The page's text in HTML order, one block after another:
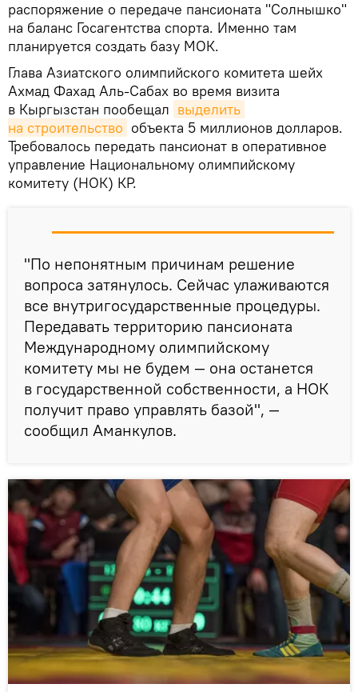
распоряжение о передаче пансионата "Солнышко"
на баланс Госагентства спорта. Именно там
планируется создать базу МОК.
Глава Азиатского олимпийского комитета шейх
Ахмад Фахад Аль-Сабах во время визита
в Кыргызстан пообещал выделить
на строительство объекта 5 миллионов долларов.
Требовалось передать пансионат в оперативное
управление Национальному олимпийскому
комитету (НОК) КР.
"По непонятным причинам решение
вопроса затянулось. Сейчас улаживаются
все внутригосударственные процедуры.
Передавать территорию пансионата
Международному олимпийскому
комитету мы не будем — она останется
в государственной собственности, а НОК
получит право управлять базой", —
сообщил Аманкулов.